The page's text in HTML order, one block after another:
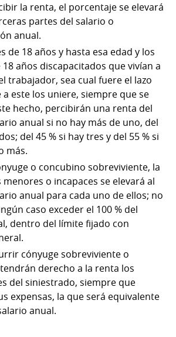
la renta, el porcentaje se elevará
partes del salario o
anual.
de 18 años y hasta esa edad y los
años discapacitados que vivían a
trabajador, sea cual fuere el lazo
este los uniere, siempre que se
hecho, percibirán una renta del
anual si no hay más de uno, del
del 45 % si hay tres y del 55 % si
más.
o concubino sobreviviente, la
o incapaces se elevará al
anual para cada uno de ellos; no
caso exceder el 100 % del
dentro del límite fijado con
cónyuge sobreviviente o
derecho a la renta los
del siniestrado, siempre que
expensas, la que será equivalente
anual.